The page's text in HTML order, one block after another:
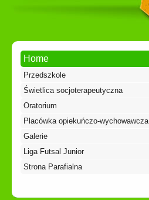
Home
Przedszkole
Świetlica socjoterapeutyczna
Oratorium
Placówka opiekuńczo-wychowawcza
Galerie
Liga Futsal Junior
Strona Parafialna